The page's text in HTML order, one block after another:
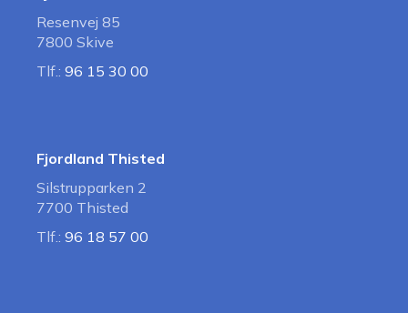
Resenvej 85
7800 Skive
Tlf.: 96 15 30 00
Fjordland Thisted
Silstrupparken 2
7700 Thisted
Tlf.: 96 18 57 00